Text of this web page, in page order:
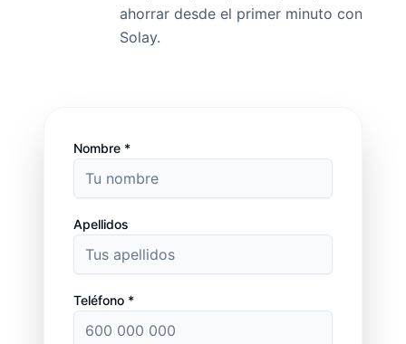
ahorrar desde el primer minuto con
Solay.
Nombre *
Apellidos
Teléfono *